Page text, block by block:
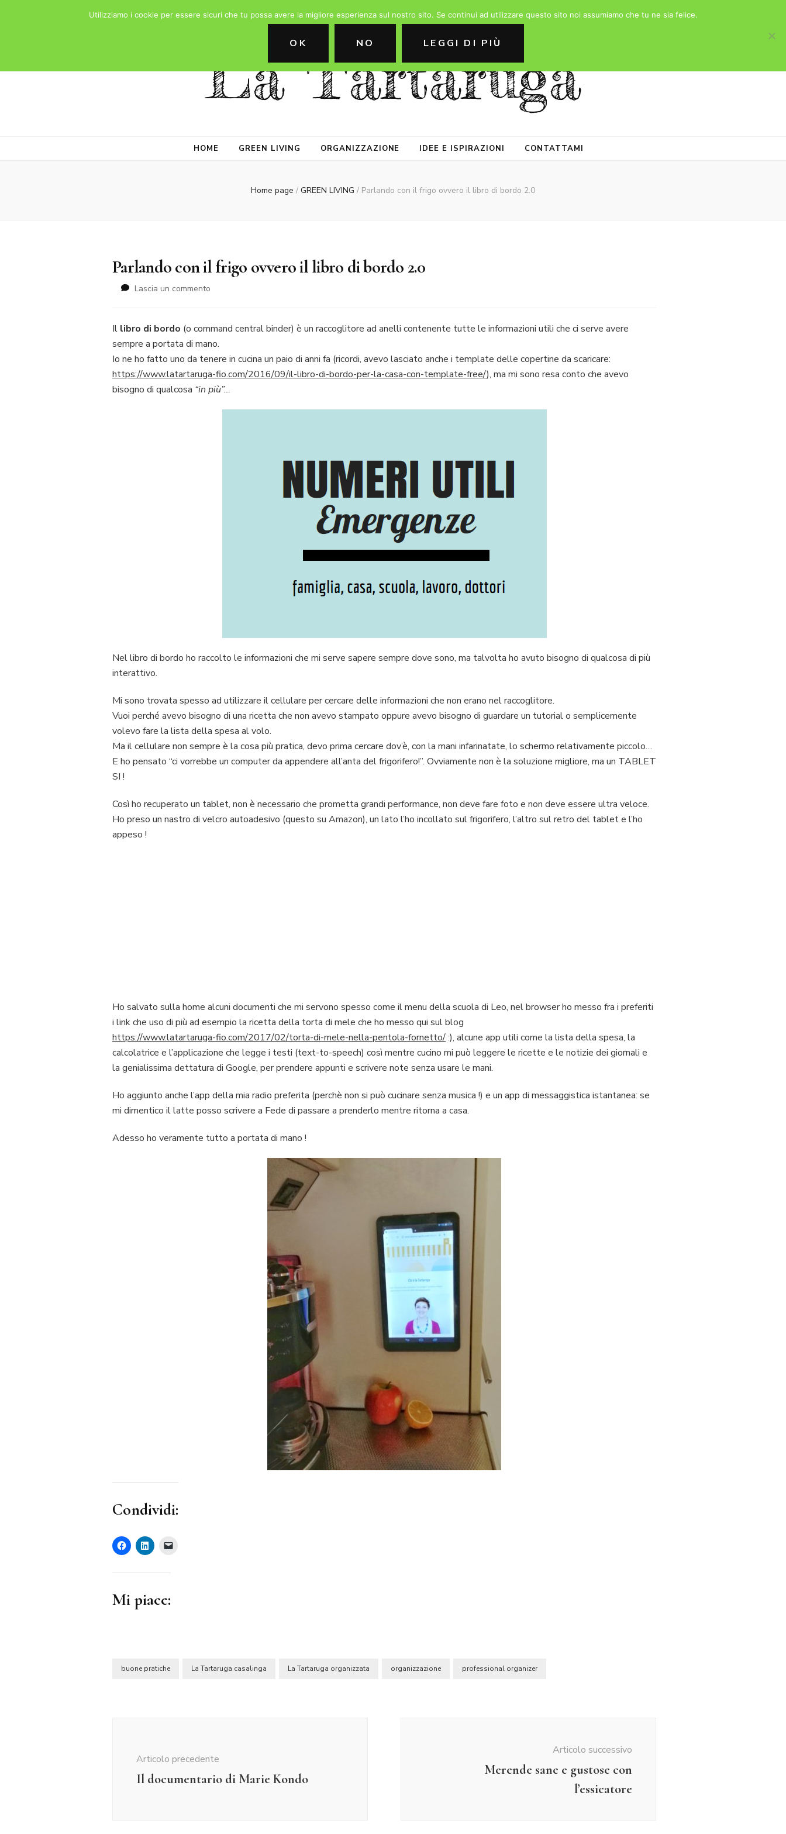
La Tartaruga
HOME GREEN LIVING ORGANIZZAZIONE IDEE E ISPIRAZIONI CONTATTAMI
Home page / GREEN LIVING / Parlando con il frigo ovvero il libro di bordo 2.0
Parlando con il frigo ovvero il libro di bordo 2.0
Lascia un commento
il
ovvero
il
libro
di
Il libro di bordo (o command central binder) è un raccoglitore ad anelli contenente tutte le informazioni utili che ci serve avere
sempre a portata di mano.
Io ne ho fatto uno da tenere in cucina un paio di anni fa (ricordi, avevo lasciato anche i template delle copertine da scaricare:
https://www.latartaruga-fio.com/2016/09/il-libro-di-bordo-per-la-casa-con-template-free/), ma mi sono resa conto che avevo
bisogno di qualcosa “in più”…
Nel libro di bordo ho raccolto le informazioni che mi serve sapere sempre dove sono, ma talvolta ho avuto bisogno di qualcosa di più
interattivo.
Mi sono trovata spesso ad utilizzare il cellulare per cercare delle informazioni che non erano nel raccoglitore.
Vuoi perché avevo bisogno di una ricetta che non avevo stampato oppure avevo bisogno di guardare un tutorial o semplicemente
volevo fare la lista della spesa al volo.
Ma il cellulare non sempre è la cosa più pratica, devo prima cercare dov’è, con la mani infarinatate, lo schermo relativamente piccolo…
E ho pensato “ci vorrebbe un computer da appendere all’anta del frigorifero!”. Ovviamente non è la soluzione migliore, ma un TABLET
SI !
Così ho recuperato un tablet, non è necessario che prometta grandi performance, non deve fare foto e non deve essere ultra veloce.
Ho preso un nastro di velcro autoadesivo (questo su Amazon), un lato l’ho incollato sul frigorifero, l’altro sul retro del tablet e l’ho
appeso !
Ho salvato sulla home alcuni documenti che mi servono spesso come il menu della scuola di Leo, nel browser ho messo fra i preferiti
i link che uso di più ad esempio la ricetta della torta di mele che ho messo qui sul blog
https://www.latartaruga-fio.com/2017/02/torta-di-mele-nella-pentola-fornetto/:), alcune app utili come la lista della spesa, la
calcolatrice e l’applicazione che legge i testi (text-to-speech) così mentre cucino mi può leggere le ricette e le notizie dei giornali e
la genialissima dettatura di Google, per prendere appunti e scrivere note senza usare le mani.
Ho aggiunto anche l’app della mia radio preferita (perchè non si può cucinare senza musica !) e un app di messaggistica istantanea: se
mi dimentico il latte posso scrivere a Fede di passare a prenderlo mentre ritorna a casa.
Adesso ho veramente tutto a portata di mano !
Condividi:
Mi piace:
buone pratiche La Tartaruga casalinga La Tartaruga organizzata organizzazione professional organizer
Articolo precedente
Il documentario di Marie Kondo
Articolo successivo
Merende sane e gustose con
l’essicatore
Utilizziamo i cookie per essere sicuri che tu possa avere la migliore esperienza sul nostro sito. Se continui ad utilizzare questo sito noi assumiamo che tu ne sia felice.
OK NO LEGGI DI PIÙ